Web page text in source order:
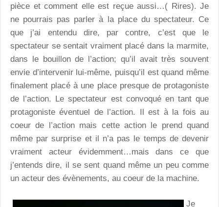
pièce et comment elle est reçue aussi…( Rires). Je
ne pourrais pas parler à la place du spectateur. Ce
que j’ai entendu dire, par contre, c’est que le
spectateur se sentait vraiment placé dans la marmite,
dans le bouillon de l’action; qu’il avait très souvent
envie d’intervenir lui-même, puisqu’il est quand même
finalement placé à une place presque de protagoniste
de l’action. Le spectateur est convoqué en tant que
protagoniste éventuel de l’action. Il est à la fois au
coeur de l’action mais cette action le prend quand
même par surprise et il n’a pas le temps de devenir
vraiment acteur évidemment…mais dans ce que
j’entends dire, il se sent quand même un peu comme
un acteur des évènements, au coeur de la machine.
Je